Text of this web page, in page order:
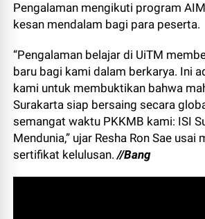
Pengalaman mengikuti program
kesan mendalam bagi para peserta.
“Pengalaman belajar di UiTM
baru bagi kami dalam berkarya. Ini
kami untuk membuktikan bahwa
Surakarta siap bersaing secara
semangat waktu PKKMB kami: ISI
Mendunia,” ujar Resha Ron Sae usai
sertifikat kelulusan.//Bang